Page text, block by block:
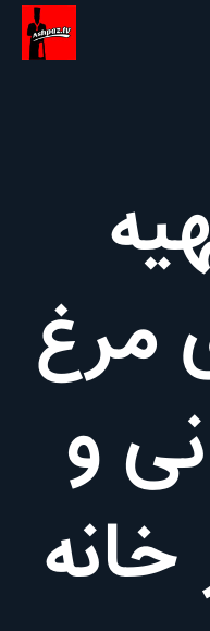
مرغ
و
خانه